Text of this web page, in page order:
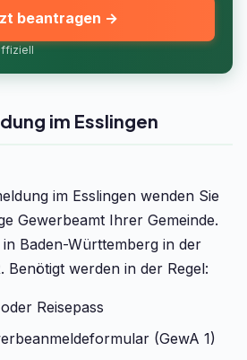
beantragen →
im Esslingen
im Esslingen wenden Sie
Gewerbeamt Ihrer Gemeinde.
Baden-Württemberg in der
. Benötigt werden in der Regel:
Reisepass
(GewA 1)